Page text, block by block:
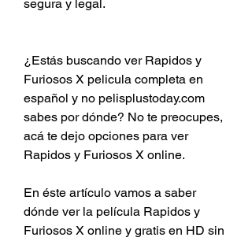
segura y legal.
¿Estás buscando ver Rapidos y
Furiosos X pelicula completa en
español y no pelisplustoday.com
sabes por dónde? No te preocupes,
acá te dejo opciones para ver
Rapidos y Furiosos X online.
En éste artículo vamos a saber
dónde ver la película Rapidos y
Furiosos X online y gratis en HD sin